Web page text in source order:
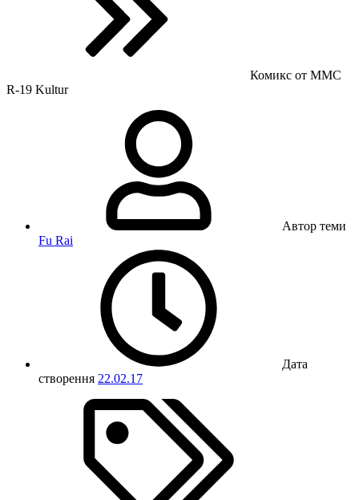
Комикс от ММС
R-19 Kultur
Автор теми
Fu Rai
Дата
створення 22.02.17